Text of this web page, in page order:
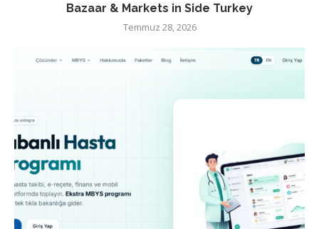
Bazaar & Markets in Side Turkey
Temmuz 28, 2026